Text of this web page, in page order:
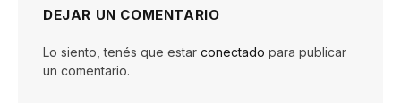
DEJAR UN COMENTARIO
Lo siento, tenés que estar conectado para publicar
un comentario.